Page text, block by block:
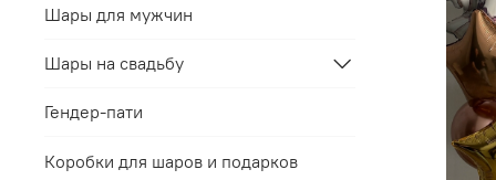
Шары для мужчин
Шары на свадьбу
Гендер-пати
Коробки для шаров и подарков